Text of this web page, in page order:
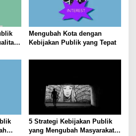
Mengubah Kota dengan
Kebijakan Publik yang Tepat
5 Strategi Kebijakan Publik
yang Mengubah Masyarakat